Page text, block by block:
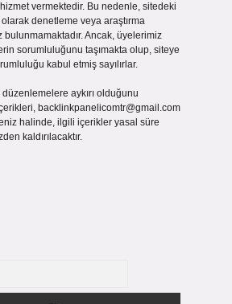
hizmet vermektedir. Bu nedenle, sitedeki
denetleme veya araştırma
Ancak, üyelerimiz
sorumluluğunu taşımakta olup, siteye
kabul etmiş sayılırlar.
aykırı olduğunu
backlinkpanelicomtr@gmail.com
halinde, ilgili içerikler yasal süre
kaldırılacaktır.